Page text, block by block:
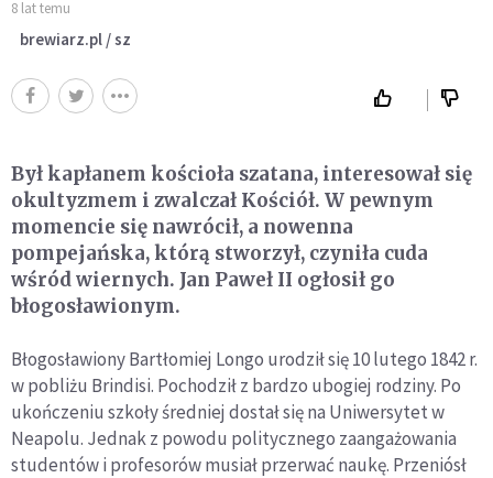
8 lat temu
brewiarz.pl / sz
Był kapłanem kościoła szatana, interesował się
okultyzmem i zwalczał Kościół. W pewnym
momencie się nawrócił, a nowenna
pompejańska, którą stworzył, czyniła cuda
wśród wiernych. Jan Paweł II ogłosił go
błogosławionym.
Błogosławiony Bartłomiej Longo urodził się 10 lutego 1842 r.
w pobliżu Brindisi. Pochodził z bardzo ubogiej rodziny. Po
ukończeniu szkoły średniej dostał się na Uniwersytet w
Neapolu. Jednak z powodu politycznego zaangażowania
studentów i profesorów musiał przerwać naukę. Przeniósł